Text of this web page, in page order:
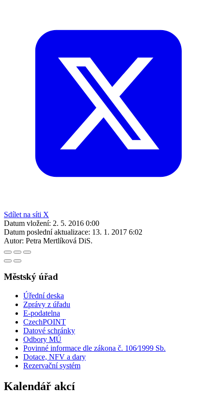
Sdílet na síti X
Datum vložení: 2. 5. 2016 0:00
Datum poslední aktualizace: 13. 1. 2017 6:02
Autor: Petra Mertlíková DiS.
Městský úřad
Úřední deska
Zprávy z úřadu
E-podatelna
CzechPOINT
Datové schránky
Odbory MÚ
Povinné informace dle zákona č. 106⁄1999 Sb.
Dotace, NFV a dary
Rezervační systém
Kalendář akcí